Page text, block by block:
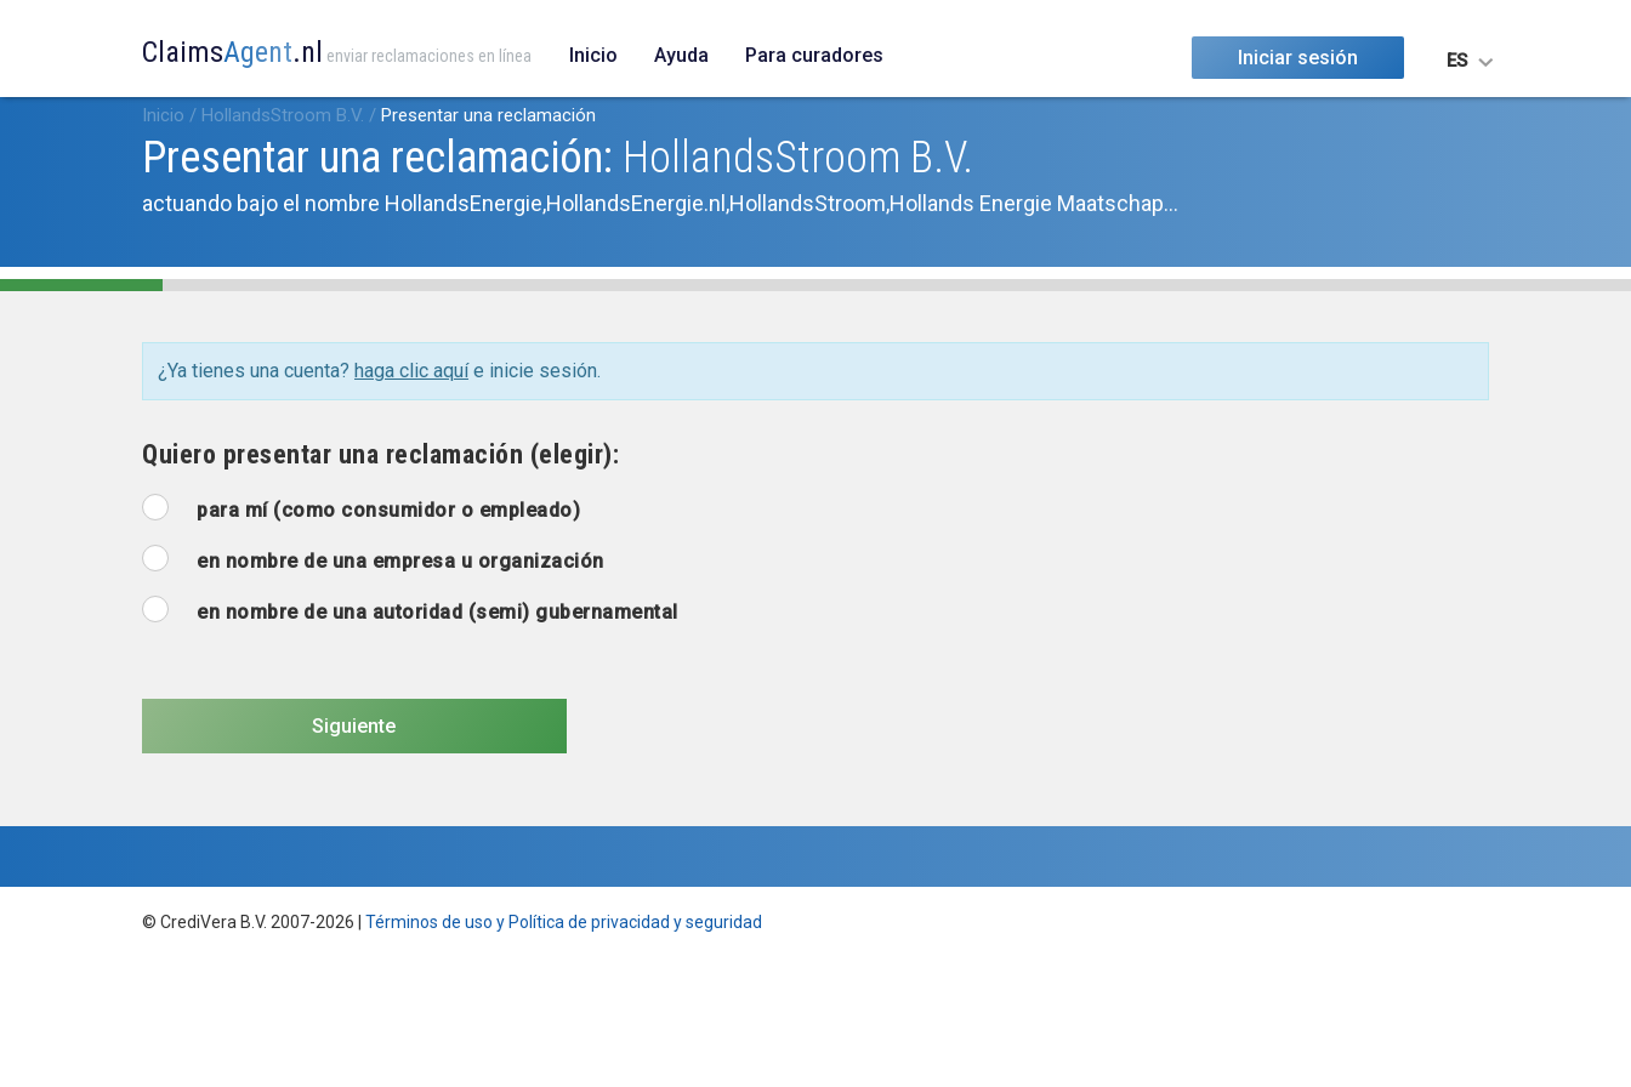
ClaimsAgent.nl enviar reclamaciones en línea Inicio Ayuda Para curadores Iniciar sesión ES
Inicio / HollandsStroom B.V. / Presentar una reclamación
Presentar una reclamación: HollandsStroom B.V.
actuando bajo el nombre HollandsEnergie,HollandsEnergie.nl,HollandsStroom,Hollands Energie Maatschap...
¿Ya tienes una cuenta? haga clic aquíe inicie sesión.
Quiero presentar una reclamación (elegir):
para mí (como consumidor o empleado)
en nombre de una empresa u organización
en nombre de una autoridad (semi) gubernamental
© CrediVera B.V. 2007-2026 | Términos de uso y Política de privacidad y seguridad